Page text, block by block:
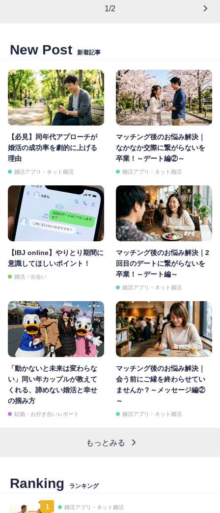
1/2
New Post 新着記事
【必見】同年代アプローチが
婚活の成功率を劇的に上げる
理由
婚活アプリ・ネット婚活
マッチング後のお悩み解決｜
なかなか交際に繋がらないを
卒業！～デート編②～
婚活アプリ・ネット婚活
【IBJ online】やりとり期間に
意識してほしいポイント！
婚活・出会い
マッチング後のお悩み解決｜2
回目のデートに繋がらないを
卒業！～デート編～
婚活アプリ・ネット婚活
「動かないと未来は変わらな
い」同い年カップルが教えて
くれる、諦めない婚活と幸せ
の掴み方
結婚・お付き合いレポート
マッチング後のお悩み解決｜
会う前にご縁を終わらせてい
ませんか？～メッセージ編②
～
婚活アプリ・ネット婚活
もっとみる
Ranking ランキング
1 婚活アプリ・ネット婚活